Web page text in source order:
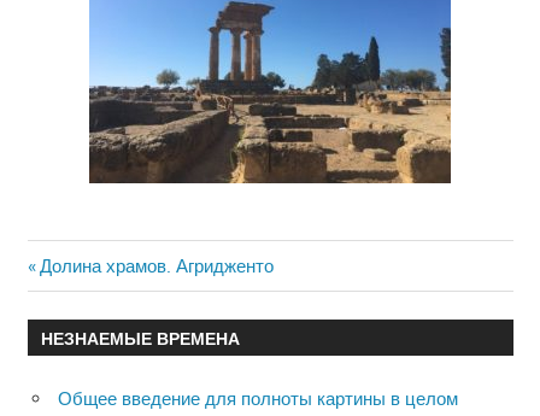
Навигация
по
записям
Previous
Post:
Долина храмов. Агридженто
НЕЗНАЕМЫЕ ВРЕМЕНА
Общее введение для полноты картины в целом